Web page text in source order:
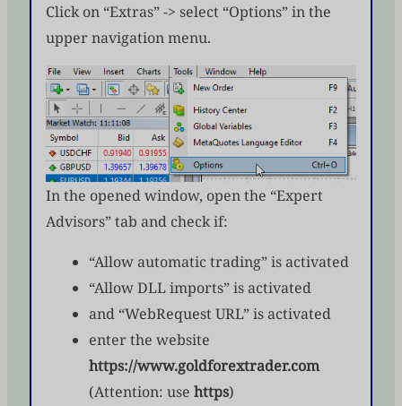
Click on “Extras” -> select “Options” in the
upper navigation menu.
In the opened window, open the “Expert
Advisors” tab and check if:
“Allow automatic trading” is activated
“Allow DLL imports” is activated
and “WebRequest URL” is activated
enter the website
https://www.goldforextrader.com
(Attention: use https)